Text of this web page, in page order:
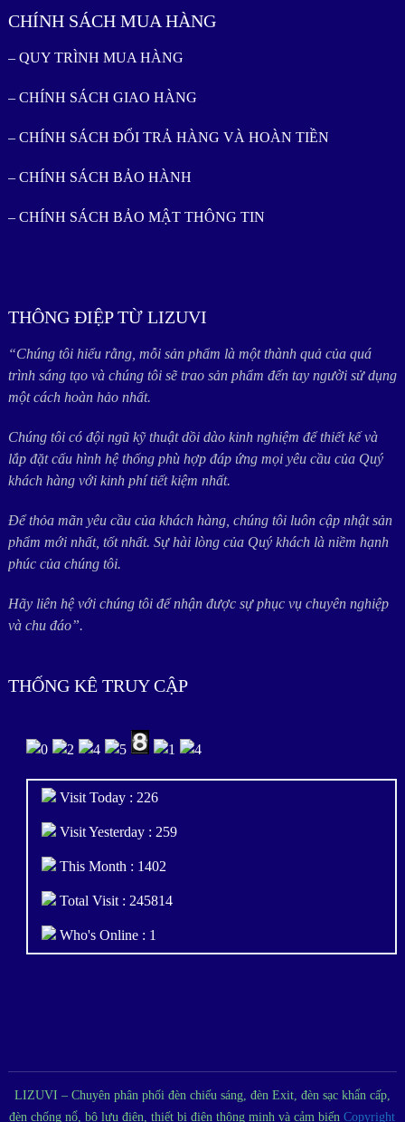
CHÍNH SÁCH MUA HÀNG
– QUY TRÌNH MUA HÀNG
– CHÍNH SÁCH GIAO HÀNG
– CHÍNH SÁCH ĐỔI TRẢ HÀNG VÀ HOÀN TIỀN
– CHÍNH SÁCH BẢO HÀNH
– CHÍNH SÁCH BẢO MẬT THÔNG TIN
THÔNG ĐIỆP TỪ LIZUVI
“Chúng tôi hiểu rằng, mỗi sản phẩm là một thành quả của quá
trình sáng tạo và chúng tôi sẽ trao sản phẩm đến tay người sử dụng
một cách hoàn hảo nhất.
Chúng tôi có đội ngũ kỹ thuật dồi dào kinh nghiệm để thiết kế và
lắp đặt cấu hình hệ thống phù hợp đáp ứng mọi yêu cầu của Quý
khách hàng với kinh phí tiết kiệm nhất.
Để thỏa mãn yêu cầu của khách hàng, chúng tôi luôn cập nhật sản
phẩm mới nhất, tốt nhất. Sự hài lòng của Quý khách là niềm hạnh
phúc của chúng tôi.
Hãy liên hệ với chúng tôi để nhận được sự phục vụ chuyên nghiệp
và chu đáo”.
THỐNG KÊ TRUY CẬP
Visit Today : 226
Visit Yesterday : 259
This Month : 1402
Total Visit : 245814
Who's Online : 1
LIZUVI – Chuyên phân phối đèn chiếu sáng, đèn Exit, đèn sạc khẩn cấp,
đèn chống nổ, bộ lưu điện, thiết bị điện thông minh và cảm biến Copyright